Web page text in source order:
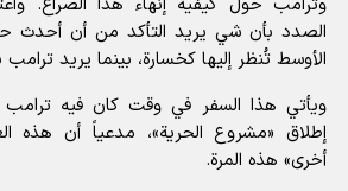
الصدد بأن شي يريد التأكد من أن أحدث
الأوسط تُنظر إليها كخسارة، بينما يريد
ويأتي هذا السفر في وقت كان فيه ترامب
إطلاق «مشروع الحرية»، مدعياً أن هذه
أخرى» هذه المرة.